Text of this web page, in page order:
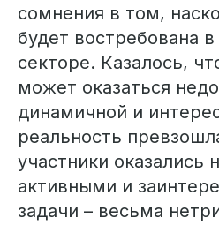
сомнения в том,
будет востребована
секторе. Казалось,
может оказаться
динамичной и
реальность
участники оказались
активными и
задачи – весьма